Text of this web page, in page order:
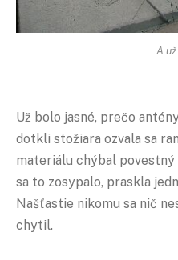
A
Už bolo jasné, prečo
dotkli stožiara ozvala sa
materiálu chýbal povestný
sa to zosypalo, praskla
Našťastie nikomu sa nič
chytil.